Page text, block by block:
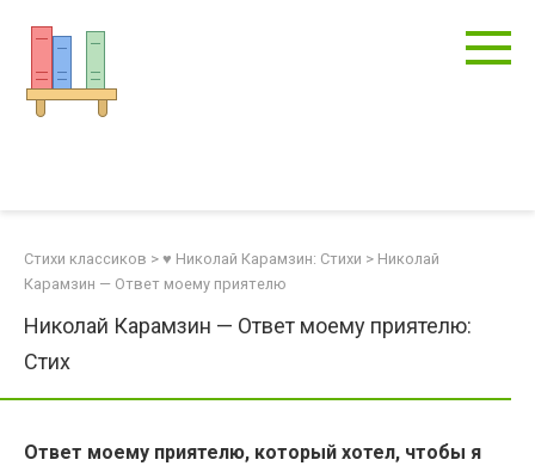
контенту
Стихи классиков > ♥ Николай Карамзин: Стихи > Николай
Карамзин — Ответ моему приятелю
Николай Карамзин — Ответ моему приятелю:
Стих
Ответ моему приятелю, который хотел, чтобы я